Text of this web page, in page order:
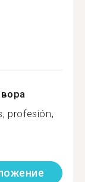
profesión,